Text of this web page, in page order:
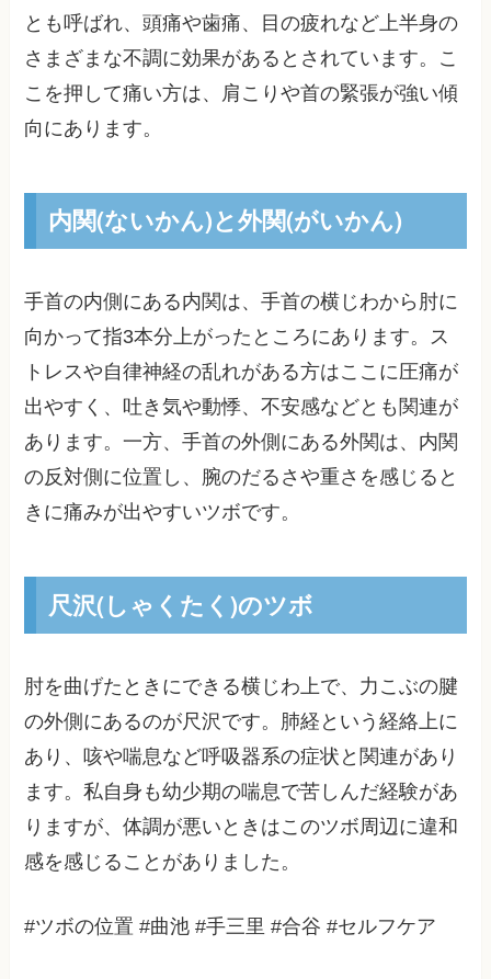
とも呼ばれ、頭痛や歯痛、目の疲れなど上半身の
さまざまな不調に効果があるとされています。こ
こを押して痛い方は、肩こりや首の緊張が強い傾
向にあります。
内関(ないかん)と外関(がいかん)
手首の内側にある内関は、手首の横じわから肘に
向かって指3本分上がったところにあります。ス
トレスや自律神経の乱れがある方はここに圧痛が
出やすく、吐き気や動悸、不安感などとも関連が
あります。一方、手首の外側にある外関は、内関
の反対側に位置し、腕のだるさや重さを感じると
きに痛みが出やすいツボです。
尺沢(しゃくたく)のツボ
肘を曲げたときにできる横じわ上で、力こぶの腱
の外側にあるのが尺沢です。肺経という経絡上に
あり、咳や喘息など呼吸器系の症状と関連があり
ます。私自身も幼少期の喘息で苦しんだ経験があ
りますが、体調が悪いときはこのツボ周辺に違和
感を感じることがありました。
#ツボの位置 #曲池 #手三里 #合谷 #セルフケア